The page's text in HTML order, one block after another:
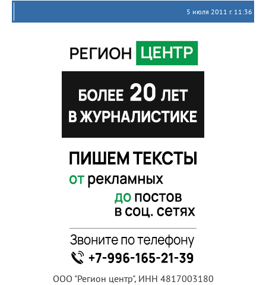
5 июля 2011 г. 11:36
ООО "Регион центр", ИНН 4817003180